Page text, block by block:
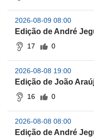
2026-08-09 08:00
Edição de André
17 0
2026-08-08 19:00
Edição de João
16 0
2026-08-08 08:00
Edição de André